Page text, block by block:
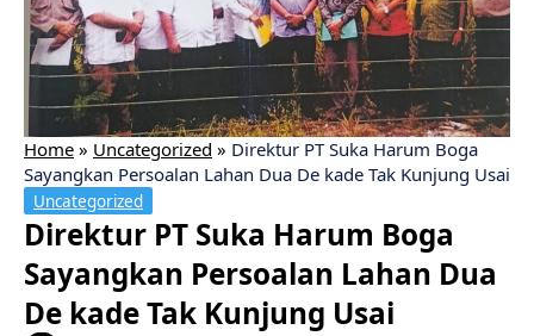
Home » Uncategorized » Direktur PT Suka Harum Boga
Sayangkan Persoalan Lahan Dua De kade Tak Kunjung Usai
Uncategorized
Direktur PT Suka Harum Boga
Sayangkan Persoalan Lahan Dua
De kade Tak Kunjung Usai